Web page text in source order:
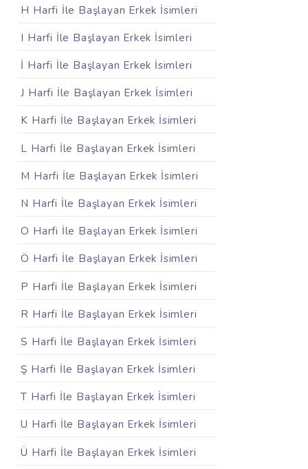
H Harfi İle Başlayan Erkek İsimleri
I Harfi İle Başlayan Erkek İsimleri
İ Harfi İle Başlayan Erkek İsimleri
J Harfi İle Başlayan Erkek İsimleri
K Harfi İle Başlayan Erkek İsimleri
L Harfi İle Başlayan Erkek İsimleri
M Harfi İle Başlayan Erkek İsimleri
N Harfi İle Başlayan Erkek İsimleri
O Harfi İle Başlayan Erkek İsimleri
Ö Harfi İle Başlayan Erkek İsimleri
P Harfi İle Başlayan Erkek İsimleri
R Harfi İle Başlayan Erkek İsimleri
S Harfi İle Başlayan Erkek İsimleri
Ş Harfi İle Başlayan Erkek İsimleri
T Harfi İle Başlayan Erkek İsimleri
U Harfi İle Başlayan Erkek İsimleri
Ü Harfi İle Başlayan Erkek İsimleri